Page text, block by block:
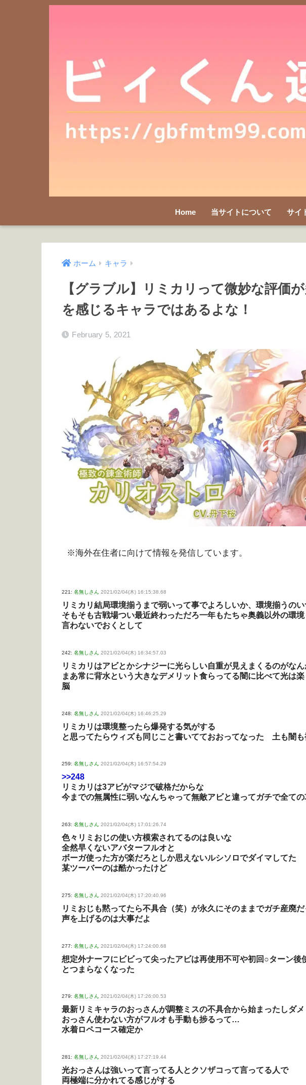
Home 当サイトについて サイ
ホーム キャラ
【グラブル】リミカリって微妙な評価
を感じるキャラではあるよな！
February 5, 2021
※海外在住者に向けて情報を発信しています。
221: 名無しさん 2021/02/04(木) 16:15:38.68
リミカリ結局環境揃うまで弱いって事でよろしいか、環境揃うのい
そもそも古戦場つい最近終わっただろ一年もたちゃ奥義以外の環
言わないでおくとして
242: 名無しさん 2021/02/04(木) 16:34:57.03
リミカリはアビとかシナジーに光らしい自重が見えまくるのがな
まあ常に背水という大きなデメリット食らってる闇に比べて光は
脳
248: 名無しさん 2021/02/04(木) 16:46:25.29
リミカリは環境整ったら爆発する気がする
と思ってたらウィズも同じこと書いてておおってなった 土も闇
259: 名無しさん 2021/02/04(木) 16:57:54.29
>>248
リミカリは3アビがマジで破格だからな
今までの無属性に弱いなんちゃって無敵アビと違ってガチで全て
263: 名無しさん 2021/02/04(木) 17:01:26.74
色々リミおじの使い方模索されてるのは良いな
全然早くないアバターフルオと
ボーガ使った方が楽だろとしか思えないルシソロでダイマしてた
某ツーバーのは酷かったけど
275: 名無しさん 2021/02/04(木) 17:20:40.96
リミおじも黙ってたら不具合（笑）が永久にそのままでガチ産廃
声を上げるのは大事だよ
277: 名無しさん 2021/02/04(木) 17:24:00.68
想定外ナーフにビビって尖ったアビは再使用不可や初回○ターン後
とつまらなくなった
279: 名無しさん 2021/02/04(木) 17:26:00.53
最新リミキャラのおっさんが調整ミスの不具合から始まったしダメ
おっさん使わない方がフルオも手動も捗るって…
水着ロペコース確定か
281: 名無しさん 2021/02/04(木) 17:27:19.44
光おっさんは強いって言ってる人とクソザコって言ってる人で
両極端に分かれてる感じがする